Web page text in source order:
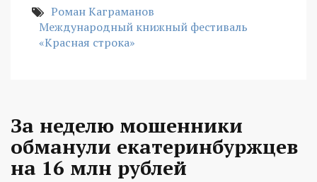
Роман Каграманов
Международный книжный фестиваль
«Красная строка»
За неделю мошенники
обманули екатеринбуржцев
на 16 млн рублей